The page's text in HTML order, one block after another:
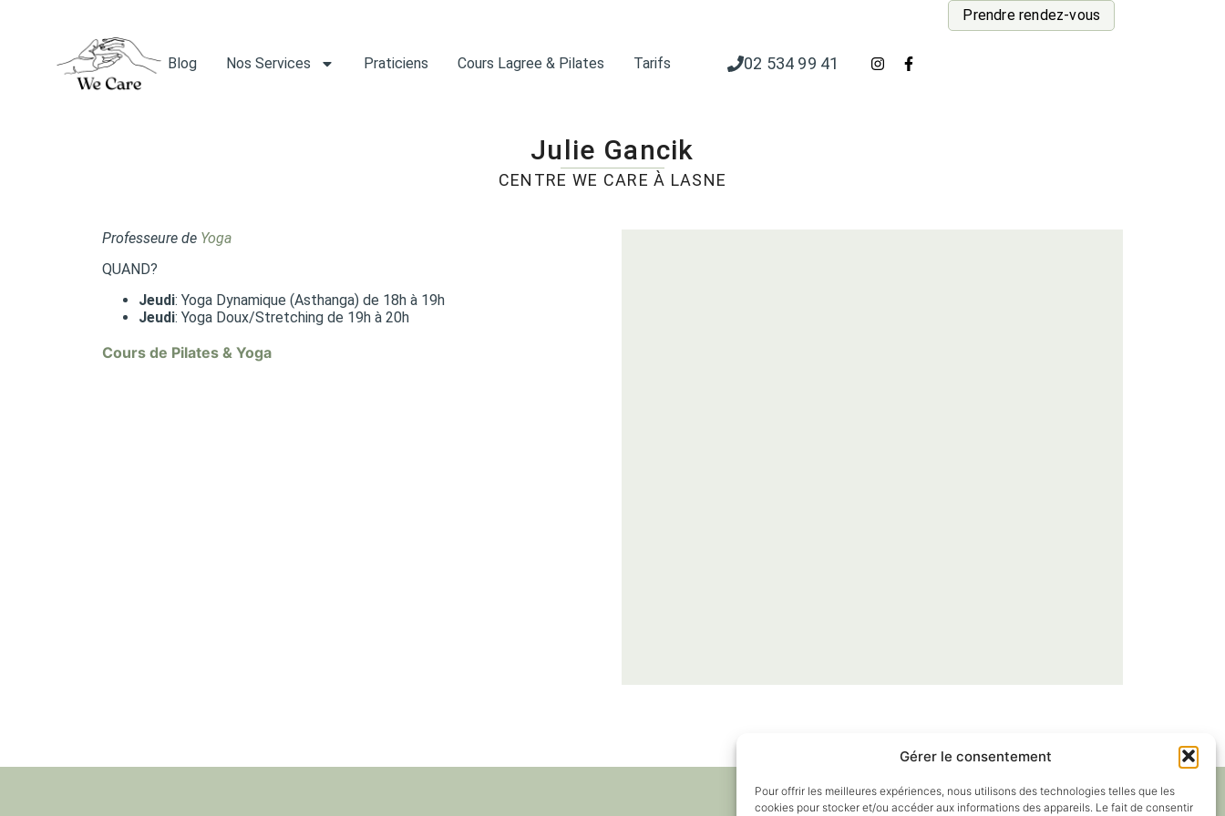
Gérer le consentement
Pour offrir les meilleures expériences, nous utilisons des technologies telles que les
cookies pour stocker et/ou accéder aux informations des appareils. Le fait de consentir
Blog Nos Services Praticiens Cours Lagree & Pilates Tarifs 02 534 99 41
Prendre rendez-vous
Julie Gancik
CENTRE WE CARE À LASNE
Professeure de Yoga
QUAND?
Jeudi: Yoga Dynamique (Asthanga) de 18h à 19h
Jeudi: Yoga Doux/Stretching de 19h à 20h
Cours de Pilates & Yoga